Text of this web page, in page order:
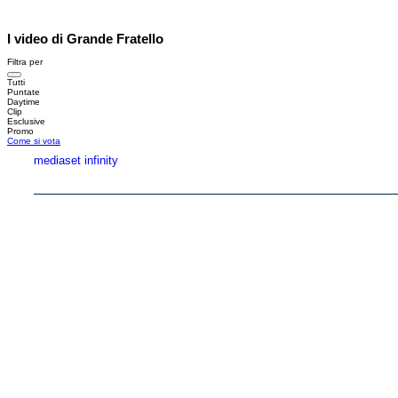
I video di Grande Fratello
Filtra per
Tutti
Puntate
Daytime
Clip
Esclusive
Promo
Come si vota
mediaset infinity